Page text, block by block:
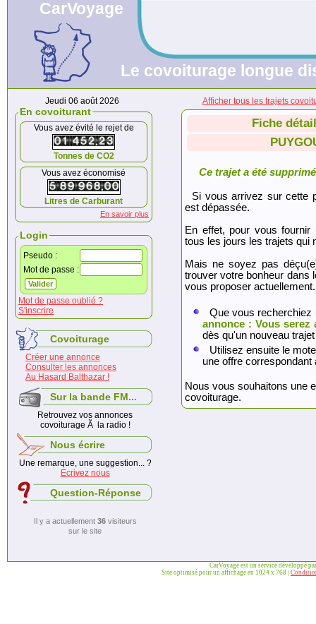
CarVoyage
Le covoiturage longue
Jeudi 06 août 2026
En covoiturant
Vous avez évité le rejet de
Tonnes de CO2
Vous avez économisé
Litres de Carburant
En savoir plus
Login
Pseudo :
Mot de passe :
Mot de passe oublié ?
S'inscrire
Covoiturage
Créer une annonce
Consulter les annonces
Au Hasard Balthazar !
Sur la bande FM...
Retrouvez vos annonces
covoiturage Ã la radio !
Nous écrire
Une remarque, une suggestion... ?
Ecrivez nous
Question-Réponse
Il y a actuellement 36visiteurs
sur le site
Afficher tous les trajets
Fiche
Ce trajet a été
Si vous arrivez sur cette
est dépassée.
En effet, pour vous fournir
tous les jours les trajets qui
Mais ne soyez pas
trouver votre bonheur dans
vous proposer actuellement.
Que vous
annonce : Vous serez
dès qu'un nouveau
Utilisez ensuite le
une offre
Nous vous souhaitons une
covoiturage.
CarVoyage est un service développé
Site optimisé pour un affichage en 1024 x 768 |